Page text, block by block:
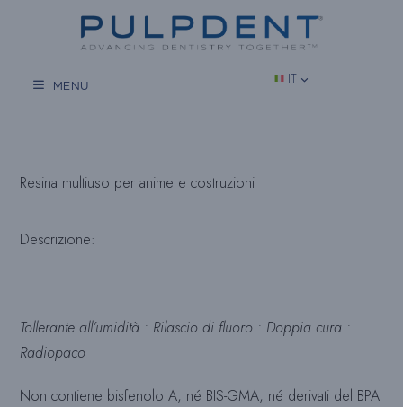
MENU IT
Resina multiuso per anime e costruzioni
Descrizione:
Tollerante all’umidità • Rilascio di fluoro • Doppia cura •
Radiopaco
Non contiene bisfenolo A, né BIS-GMA, né derivati del BPA